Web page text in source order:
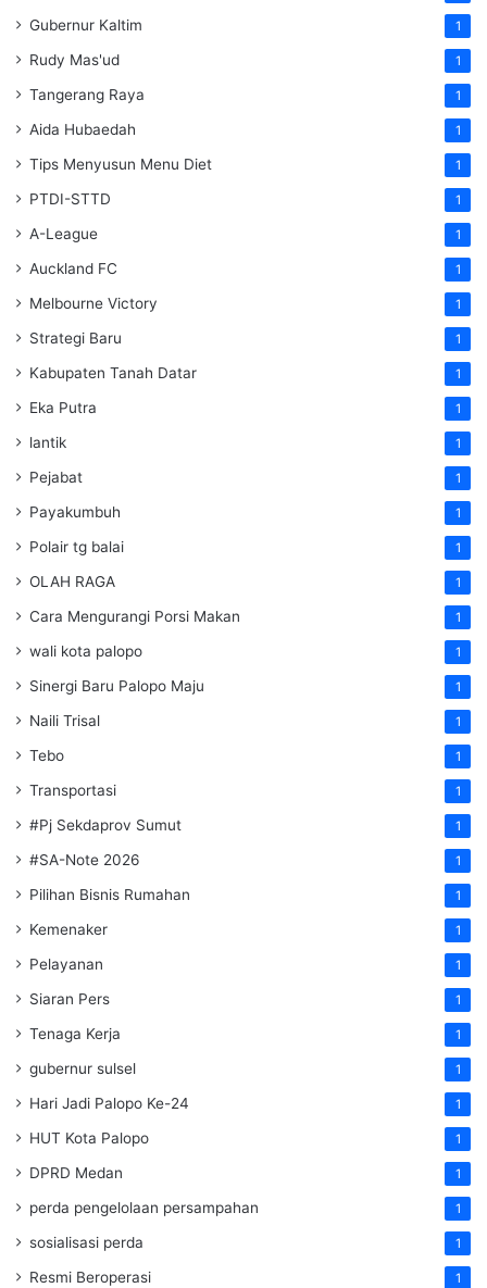
Gubernur Kaltim 1
Rudy Mas'ud 1
Tangerang Raya 1
Aida Hubaedah 1
Tips Menyusun Menu Diet 1
PTDI-STTD 1
A-League 1
Auckland FC 1
Melbourne Victory 1
Strategi Baru 1
Kabupaten Tanah Datar 1
Eka Putra 1
lantik 1
Pejabat 1
Payakumbuh 1
Polair tg balai 1
OLAH RAGA 1
Cara Mengurangi Porsi Makan 1
wali kota palopo 1
Sinergi Baru Palopo Maju 1
Naili Trisal 1
Tebo 1
Transportasi 1
#Pj Sekdaprov Sumut 1
#SA-Note 2026 1
Pilihan Bisnis Rumahan 1
Kemenaker 1
Pelayanan 1
Siaran Pers 1
Tenaga Kerja 1
gubernur sulsel 1
Hari Jadi Palopo Ke-24 1
HUT Kota Palopo 1
DPRD Medan 1
perda pengelolaan persampahan 1
sosialisasi perda 1
Resmi Beroperasi 1